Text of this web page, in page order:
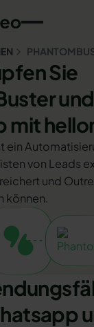
Sie
und
mit
ein
von Leads
und
können.